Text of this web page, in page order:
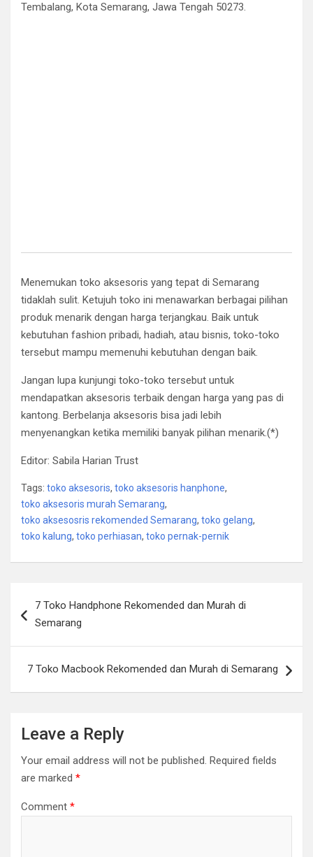
Tembalang, Kota Semarang, Jawa Tengah 50273.
Menemukan toko aksesoris yang tepat di Semarang
tidaklah sulit. Ketujuh toko ini menawarkan berbagai pilihan
produk menarik dengan harga terjangkau. Baik untuk
kebutuhan fashion pribadi, hadiah, atau bisnis, toko-toko
tersebut mampu memenuhi kebutuhan dengan baik.
Jangan lupa kunjungi toko-toko tersebut untuk
mendapatkan aksesoris terbaik dengan harga yang pas di
kantong. Berbelanja aksesoris bisa jadi lebih
menyenangkan ketika memiliki banyak pilihan menarik.(*)
Editor: Sabila Harian Trust
Tags: toko aksesoris, toko aksesoris hanphone,
toko aksesoris murah Semarang,
toko aksesosris rekomended Semarang, toko gelang,
toko kalung, toko perhiasan, toko pernak-pernik
navigation
7 Toko Handphone Rekomended dan Murah di
Semarang
7 Toko Macbook Rekomended dan Murah di Semarang
Leave a Reply
Your email address will not be published. Required fields
are marked *
Comment *